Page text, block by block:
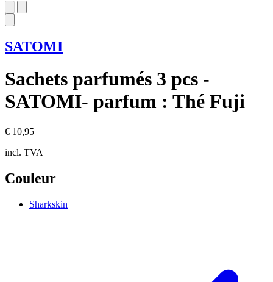
SATOMI
Sachets parfumés 3 pcs -
SATOMI- parfum : Thé Fuji
€ 10,95
incl. TVA
Couleur
Sharkskin